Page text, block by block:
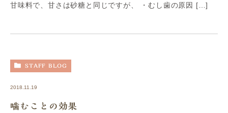
甘味料で、甘さは砂糖と同じですが、 ・むし歯の原因 […]
STAFF BLOG
2018.11.19
噛むことの効果